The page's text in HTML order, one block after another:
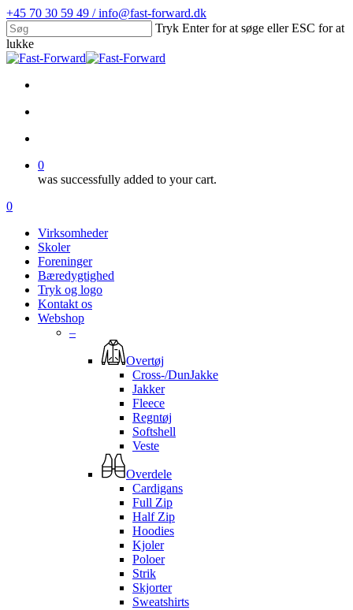
Skip
to
main
content
+45 70 30 59 49 / info@fast-forward.dk
Tryk Enter for at søge eller ESC for at
lukke
Close
0
was successfully added to your cart.
Menu
search
account
0
Virksomheder
Skoler
Foreninger
Bæredygtighed
Tryk og logo
Kontakt os
Webshop
–
Overtøj
Cross-/DunJakke
Jakker
Fleece
Regntøj
Softshell
Veste
Overdele
Cardigans
Full Zip
Half Zip
Hoodies
Kjoler
Poloer
Strik
Skjorter
Sweatshirts